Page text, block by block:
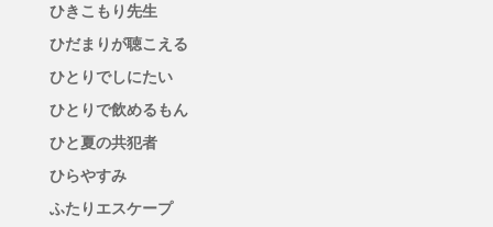
ひきこもり先生
ひだまりが聴こえる
ひとりでしにたい
ひとりで飲めるもん
ひと夏の共犯者
ひらやすみ
ふたりエスケープ